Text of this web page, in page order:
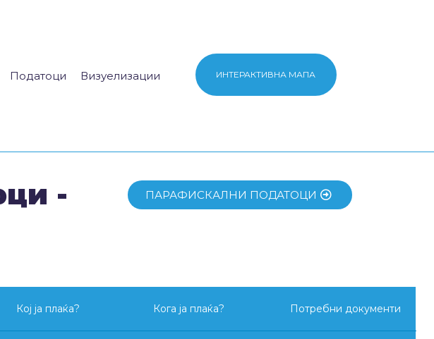
Податоци Визуелизации ИНТЕРАКТИВНА МАПА
- ПАРАФИСКАЛНИ ПОДАТОЦИ
Кој ја плаќа? Кога ја плаќа? Потребни документи